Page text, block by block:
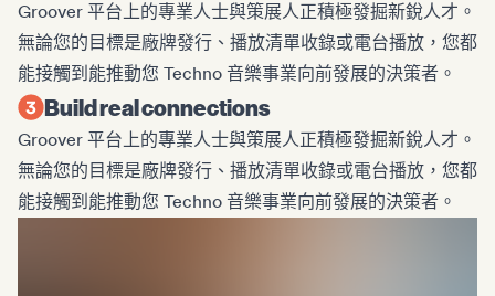
Groover 平台上的專業人士與策展人正積極發掘新銳人才。
無論您的目標是廠牌發行、播放清單收錄或電台播放，您都
能接觸到能推動您 Techno 音樂事業向前發展的決策者。
Build real connections
Groover 平台上的專業人士與策展人正積極發掘新銳人才。
無論您的目標是廠牌發行、播放清單收錄或電台播放，您都
能接觸到能推動您 Techno 音樂事業向前發展的決策者。